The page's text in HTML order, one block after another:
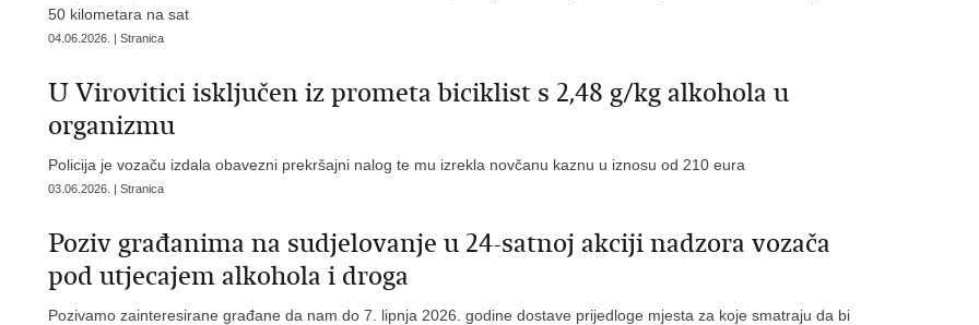
50 kilometara na sat
04.06.2026. | Stranica
U Virovitici isključen iz prometa biciklist s 2,48 g/kg alkohola u
organizmu
Policija je vozaču izdala obavezni prekršajni nalog te mu izrekla novčanu kaznu u iznosu od 210 eura
03.06.2026. | Stranica
Poziv građanima na sudjelovanje u 24-satnoj akciji nadzora vozača
pod utjecajem alkohola i droga
Pozivamo zainteresirane građane da nam do 7. lipnja 2026. godine dostave prijedloge mjesta za koje smatraju da bi